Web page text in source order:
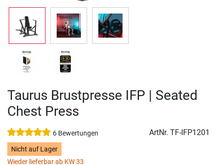
Taurus Brustpresse IFP | Seated
Chest Press
6 Bewertungen ArtNr. TF-IFP1201
Nicht auf Lager
Wieder lieferbar ab KW 33